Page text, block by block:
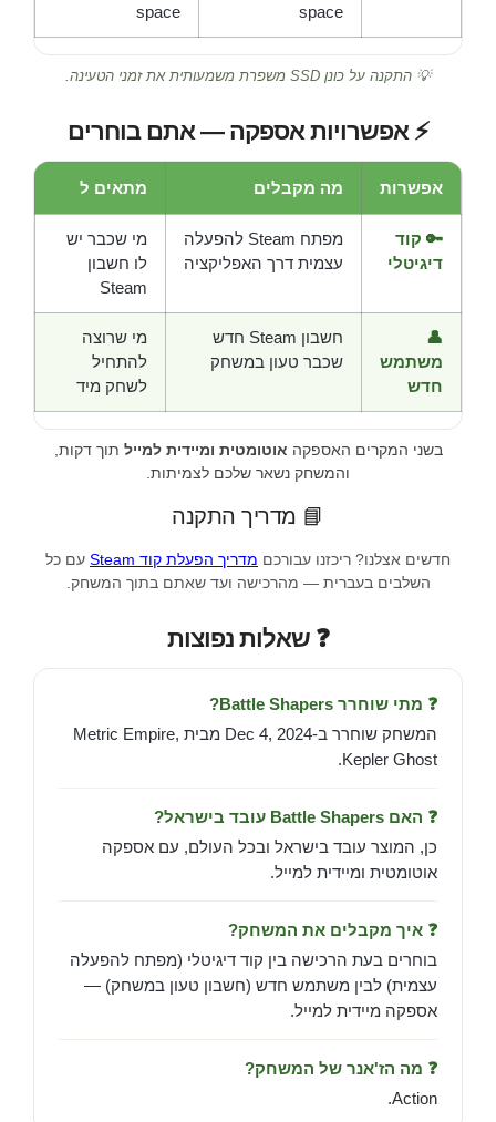
space
space
💡 התקנה על כונן SSD משפרת משמעותית את זמני הטעינה.
⚡ אפשרויות אספקה — אתם בוחרים
אפשרות מה מקבלים מתאים ל
🔑 קוד
דיגיטלי
מפתח Steam להפעלה
עצמית דרך האפליקציה
מי שכבר יש
לו חשבון
Steam
👤
משתמש
חדש
חשבון Steam חדש
שכבר טעון במשחק
מי שרוצה
להתחיל
לשחק מיד
בשני המקרים האספקה אוטומטית ומיידית למייל תוך דקות,
והמשחק נשאר שלכם לצמיתות.
📘 מדריך התקנה
חדשים אצלנו? ריכזנו עבורכם מדריך הפעלת קוד Steam
עם כל
השלבים בעברית — מהרכישה ועד שאתם בתוך המשחק.
❓ שאלות נפוצות
❓ מתי שוחרר Battle Shapers?
המשחק שוחרר ב-Dec 4, 2024 מבית Metric Empire,
Kepler Ghost.
❓ האם Battle Shapers עובד בישראל?
כן, המוצר עובד בישראל ובכל העולם, עם אספקה
אוטומטית ומיידית למייל.
❓ איך מקבלים את המשחק?
בוחרים בעת הרכישה בין קוד דיגיטלי (מפתח להפעלה
עצמית) לבין משתמש חדש (חשבון טעון במשחק) —
אספקה מיידית למייל.
❓ מה הז'אנר של המשחק?
Action.